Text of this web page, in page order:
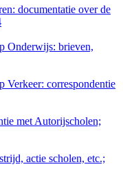
documentatie over de
Onderwijs: brieven,
correspondentie
met Autorijscholen;
actie scholen, etc.;